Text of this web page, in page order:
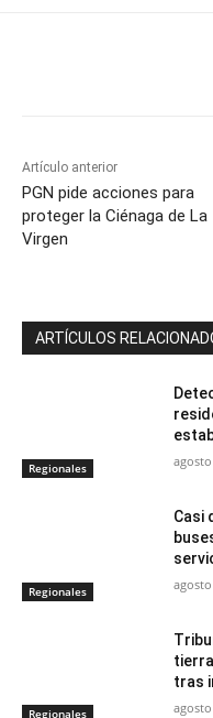
Artículo anterior
PGN pide acciones para
proteger la Ciénaga de La
Virgen
ARTÍCULOS
Regionales
Regionales
Casi
Regionales
tras